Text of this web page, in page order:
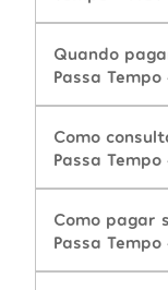
Quando
Passa Tempo
Como
Passa
Como pagar
Passa Tempo